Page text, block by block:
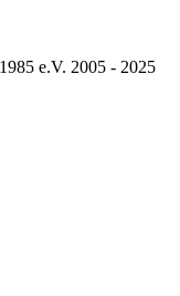
e.V. 2005 - 2025